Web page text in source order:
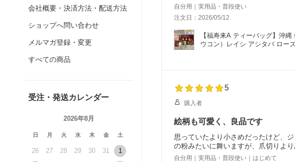
会社概要・決済方法・配送方法
ショップへ問い合わせ
メルマガ登録・変更
すべての商品
受注・発送カレンダー
2026年8月
日 月 火 水 木 金 土
26 27 28 29 30 31 1
自分用｜実用品・普段使い
注文日：2026/05/12
【福寿来A ティーバッグ】沖
ウコン）レイシ アシタバ ロー
5
購入者
絵柄も可愛く、良品です
思っていたより小さめだったけど、
の粉みたいに舞いますが、爪切りよ
自分用｜実用品・普段使い｜はじめて